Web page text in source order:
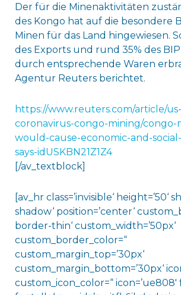
Der für die Minenaktivitäten
des Kongo hat auf die besondere
Minen für das Land hingewiesen.
des Exports und rund 35% des
durch entsprechende Waren
Agentur Reuters berichtet.
https://www.reuters.com/article/
coronavirus-congo-mining/congo-
would-cause-economic-and-
says-idUSKBN21Z1Z4
[/av_textblock]
[av_hr class=’invisible‘ height=’50‘
shadow‘ position=’center‘
border-thin‘ custom_width=’50px‘
custom_border_color=“
custom_margin_top=’30px‘
custom_margin_bottom=’30px‘
custom_icon_color=“